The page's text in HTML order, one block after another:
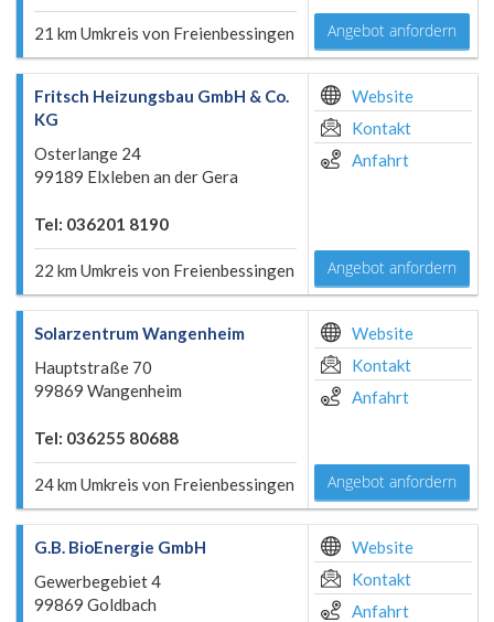
21 km Umkreis von Freienbessingen Angebot anfordern
Fritsch Heizungsbau GmbH & Co.
KG
Osterlange 24
99189 Elxleben an der Gera
Tel: 036201 8190
22 km Umkreis von Freienbessingen
Website
Kontakt
Anfahrt
Angebot anfordern
Solarzentrum Wangenheim
Hauptstraße 70
99869 Wangenheim
Tel: 036255 80688
24 km Umkreis von Freienbessingen
Website
Kontakt
Anfahrt
Angebot anfordern
G.B. BioEnergie GmbH
Gewerbegebiet 4
99869 Goldbach
Website
Kontakt
Anfahrt